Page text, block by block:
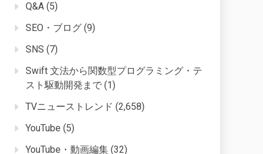
Q&A (5)
SEO・ブログ (9)
SNS (7)
Swift 文法から関数型プログラミング・テ
スト駆動開発まで (1)
TVニューストレンド (2,658)
YouTube (5)
YouTube・動画編集 (32)